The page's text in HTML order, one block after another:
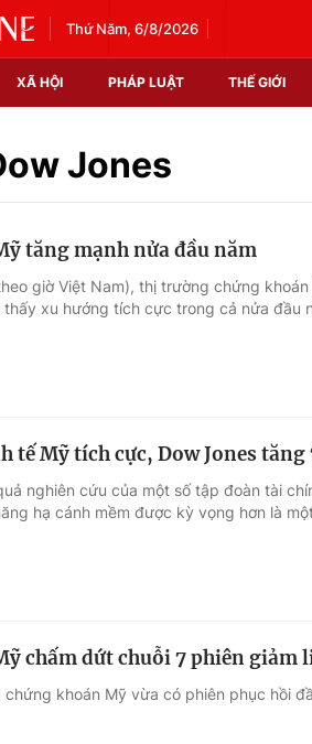
Thứ Năm, 6/8/2026
XÃ HỘI PHÁP LUẬT THẾ GIỚI
Thị trường
Du lịch
Làm đẹp
Jones
tăng mạnh nửa đầu năm
giờ Việt Nam), thị trường chứng
xu hướng tích cực trong cả nửa đầu
tế Mỹ tích cực, Dow Jones
nghiên cứu của một số tập đoàn tài
hạ cánh mềm được kỳ vọng hơn là
chấm dứt chuỗi 7 phiên giảm
khoán Mỹ vừa có phiên phục hồi